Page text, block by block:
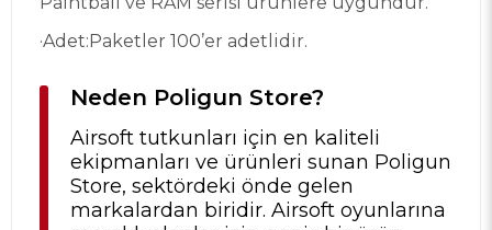
·Adet:Paketler 100’er adetlidir.
Neden Poligun Store?
Airsoft tutkunları için en kaliteli
ekipmanları ve ürünleri sunan Poligun
Store, sektördeki önde gelen
markalardan biridir. Airsoft oyunlarına